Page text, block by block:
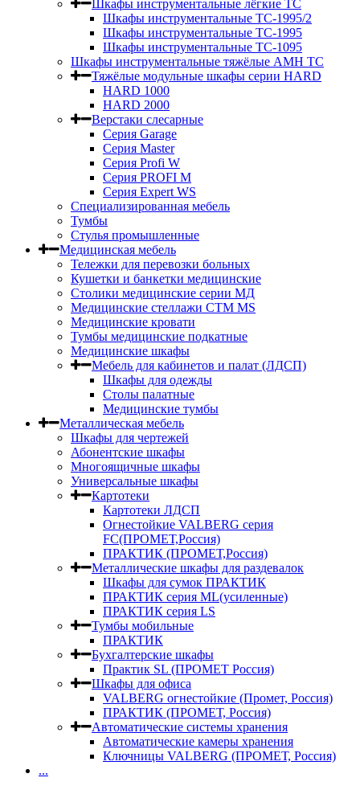
Шкафы инструментальные лёгкие ТС
Шкафы инструментальные ТС-1995/2
Шкафы инструментальные TC-1995
Шкафы инструментальные TC-1095
Шкафы инструментальные тяжёлые AMH TC
Тяжёлые модульные шкафы серии HARD
HARD 1000
HARD 2000
Верстаки слесарные
Серия Garage
Серия Master
Серия Profi W
Серия PROFI M
Серия Expert WS
Специализированная мебель
Тумбы
Стулья промышленные
Медицинская мебель
Тележки для перевозки больных
Кушетки и банкетки медицинские
Столики медицинские серии МД
Медицинские стеллажи СТМ MS
Медицинские кровати
Тумбы медицинские подкатные
Медицинские шкафы
Мебель для кабинетов и палат (ЛДСП)
Шкафы для одежды
Столы палатные
Медицинские тумбы
Металлическая мебель
Шкафы для чертежей
Абонентские шкафы
Многоящичные шкафы
Универсальные шкафы
Картотеки
Картотеки ЛДСП
Огнестойкие VALBERG серия
FC(ПРОМЕТ,Россия)
ПРАКТИК (ПРОМЕТ,Россия)
Металлические шкафы для раздевалок
Шкафы для сумок ПРАКТИК
ПРАКТИК серия ML(усиленные)
ПРАКТИК серия LS
Тумбы мобильные
ПРАКТИК
Бухгалтерские шкафы
Практик SL (ПРОМЕТ Россия)
Шкафы для офиса
VALBERG огнестойкие (Промет, Россия)
ПРАКТИК (ПРОМЕТ, Россия)
Автоматические системы хранения
Автоматические камеры хранения
Ключницы VALBERG (ПРОМЕТ, Россия)
...